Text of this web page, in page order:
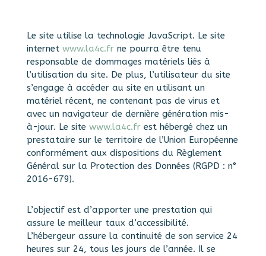
Le site utilise la technologie JavaScript. Le site
internet www.la4c.frne pourra être tenu
responsable de dommages matériels liés à
l’utilisation du site. De plus, l’utilisateur du site
s’engage à accéder au site en utilisant un
matériel récent, ne contenant pas de virus et
avec un navigateur de dernière génération mis-
à-jour. Le site www.la4c.frest hébergé chez un
prestataire sur le territoire de l’Union Européenne
conformément aux dispositions du Règlement
Général sur la Protection des Données (RGPD : n°
2016-679).
L’objectif est d’apporter une prestation qui
assure le meilleur taux d’accessibilité.
L’hébergeur assure la continuité de son service 24
heures sur 24, tous les jours de l’année. Il se